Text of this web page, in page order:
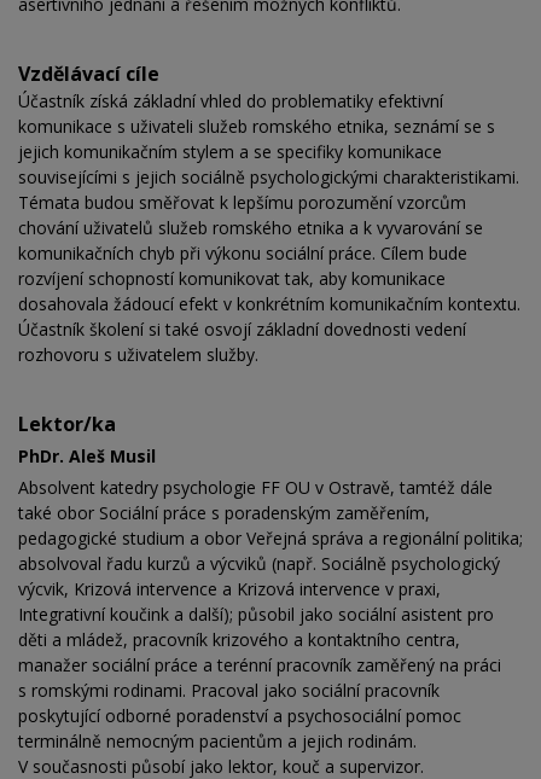
Vzdělávací cíle
Účastník získá základní vhled do problematiky efektivní
komunikace s uživateli služeb romského etnika, seznámí se s
jejich komunikačním stylem a se specifiky komunikace
souvisejícími s jejich sociálně psychologickými charakteristikami.
Témata budou směřovat k lepšímu porozumění vzorcům
chování uživatelů služeb romského etnika a k vyvarování se
komunikačních chyb při výkonu sociální práce. Cílem bude
rozvíjení schopností komunikovat tak, aby komunikace
dosahovala žádoucí efekt v konkrétním komunikačním kontextu.
Účastník školení si také osvojí základní dovednosti vedení
rozhovoru s uživatelem služby.
Lektor/ka
PhDr. Aleš Musil
Absolvent katedry psychologie FF OU v Ostravě, tamtéž dále
také obor Sociální práce s poradenským zaměřením,
pedagogické studium a obor Veřejná správa a regionální politika;
absolvoval řadu kurzů a výcviků (např. Sociálně psychologický
výcvik, Krizová intervence a Krizová intervence v praxi,
Integrativní koučink a další); působil jako sociální asistent pro
děti a mládež, pracovník krizového a kontaktního centra,
manažer sociální práce a terénní pracovník zaměřený na práci
s romskými rodinami. Pracoval jako sociální pracovník
poskytující odborné poradenství a psychosociální pomoc
terminálně nemocným pacientům a jejich rodinám.
V současnosti působí jako lektor, kouč a supervizor.